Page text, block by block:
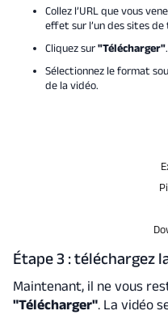
Collez l’URL que vous
effet sur l’un des sites
Cliquez sur"Télécharger".
Sélectionnez le format
de la vidéo.
Étape 3 : téléchargez
Maintenant, il ne vous
"Télécharger". La vidéo